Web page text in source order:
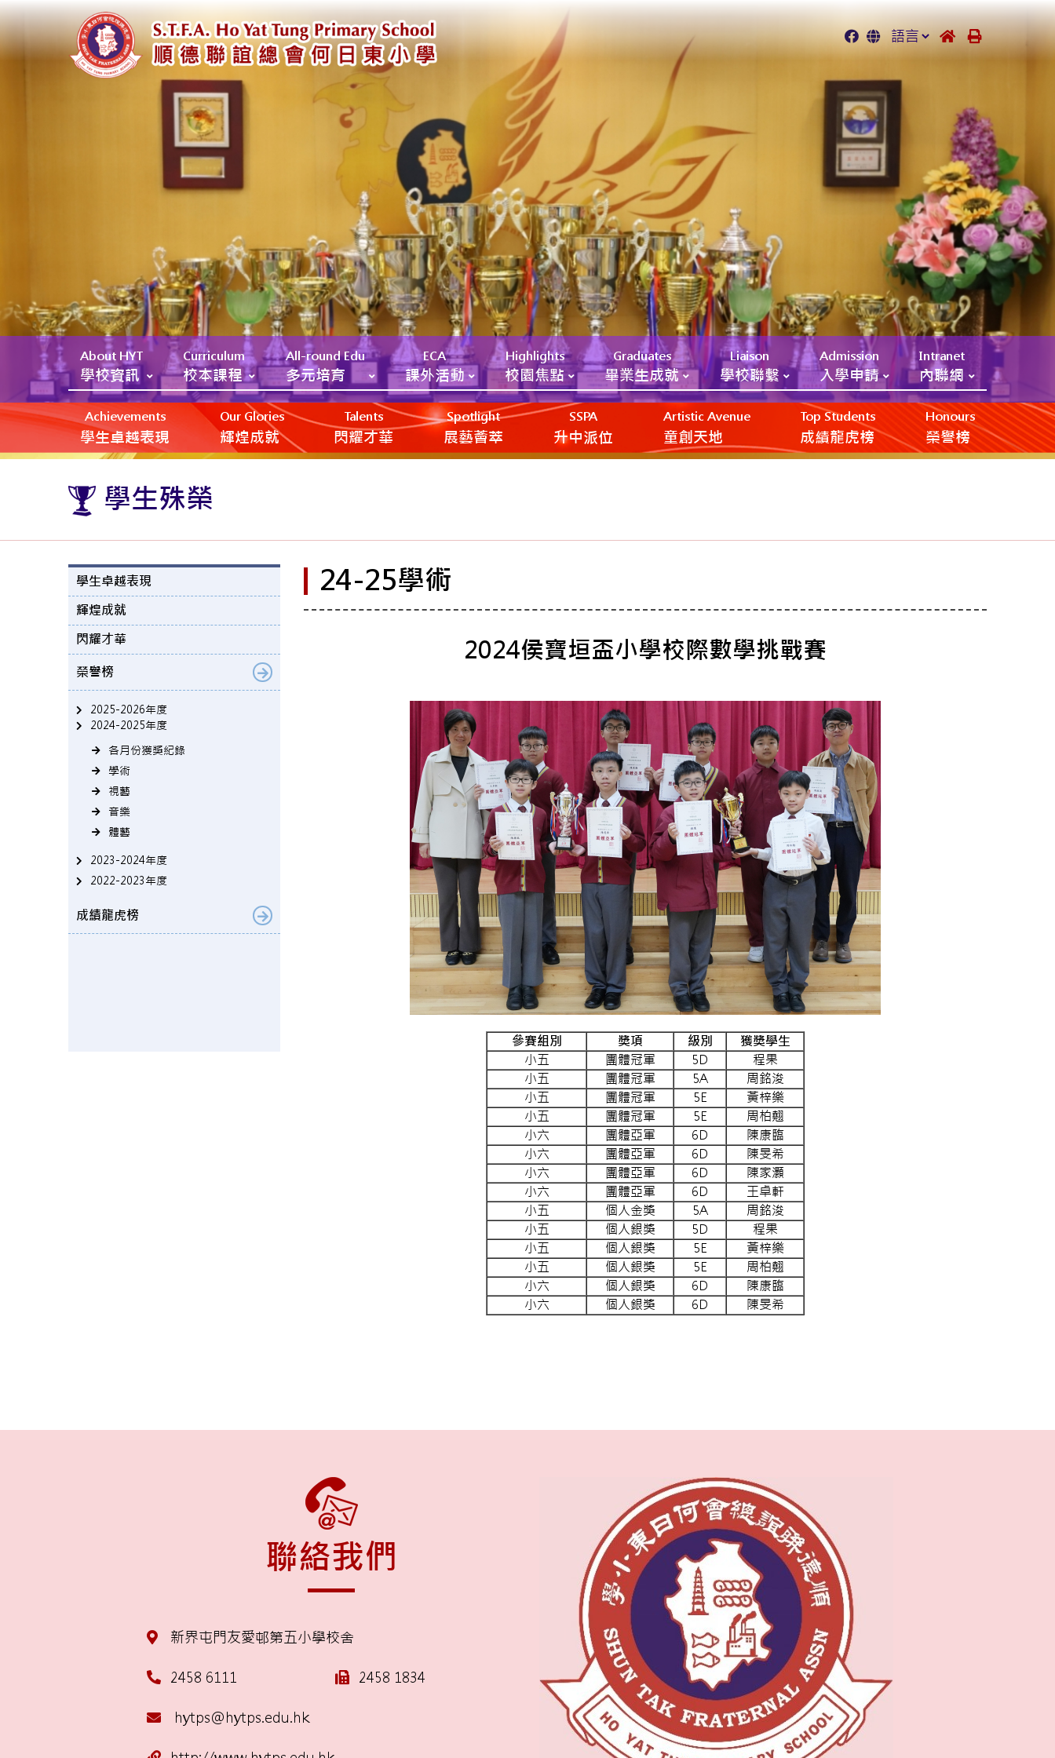
About HYT
學校資訊
Curriculum
校本課程
All-round Edu
多元培育
ECA
課外活動
Highlights
校園焦點
Graduates
畢業生成就
Liaison
學校聯繫
Admission
入學申請
Intranet
內聯網
Achievements
學生卓越表現
Our Glories
輝煌成就
Talents
閃耀才華
Spotlight
展藝薈萃
SSPA
升中派位
Artistic Avenue
‎‎‏‎ㅤ童創天地
Top Students
成績龍虎榜
Honours
榮譽榜
學生殊榮
學生卓越表現
輝煌成就
閃耀才華
榮譽榜
2025-2026年度
2024-2025年度
各月份獲獎紀錄
學術
視藝
音樂
體藝
2023-2024年度
2022-2023年度
成績龍虎榜
24-25學術
2024侯寶垣盃小學校際數學挑戰賽
參賽組別 獎項 級別 獲獎學生
小五 團體冠軍 5D
程果
小五
團體冠軍 5A
周銘浚
小五
團體冠軍 5E
黃梓樂
小五
團體冠軍 5E
周柏翹
小六
團體亞軍 6D
陳康臨
小六
團體亞軍 6D
陳旻希
小六
團體亞軍 6D
陳家灝
小六
團體亞軍 6D
王卓軒
小五
個人金獎 5A
周銘浚
小五
個人銀獎 5D
程果
小五
個人銀獎 5E
黃梓樂
小五
個人銀獎 5E
周柏翹
小六
個人銀獎 6D
陳康臨
小六
個人銀獎 6D 陳旻希
聯絡我們
新界屯門友愛邨第五小學校舍
2458 6111 2458 1834
hytps@hytps.edu.hk